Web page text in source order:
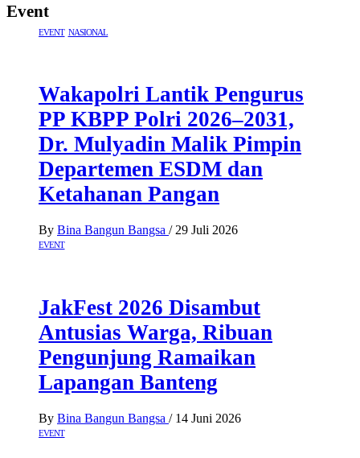
Event
EVENT NASIONAL
Wakapolri Lantik Pengurus
PP KBPP Polri 2026–2031,
Dr. Mulyadin Malik Pimpin
Departemen ESDM dan
Ketahanan Pangan
By Bina Bangun Bangsa / 29 Juli 2026
EVENT
JakFest 2026 Disambut
Antusias Warga, Ribuan
Pengunjung Ramaikan
Lapangan Banteng
By Bina Bangun Bangsa / 14 Juni 2026
EVENT